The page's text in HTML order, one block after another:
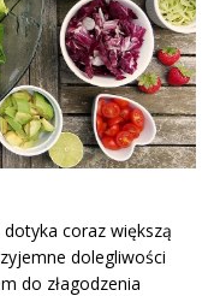
coraz większą
dolegliwości
do złagodzenia